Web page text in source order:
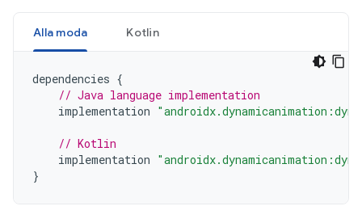
Alla moda Kotlin
dependencies {
// Java language implementation
implementation
// Kotlin
implementation
}